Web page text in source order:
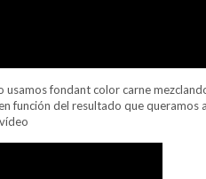
usamos fondant color carne
función del resultado que queramos